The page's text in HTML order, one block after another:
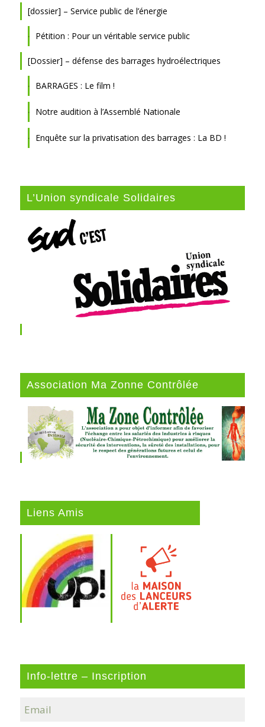
[dossier] – Service public de l’énergie
Pétition : Pour un véritable service public
[Dossier] – défense des barrages hydroélectriques
BARRAGES : Le film !
Notre audition à l’Assemblé Nationale
Enquête sur la privatisation des barrages : La BD !
L’Union syndicale Solidaires
Association Ma Zonne Contrôlée
Liens Amis
Info-lettre – Inscription